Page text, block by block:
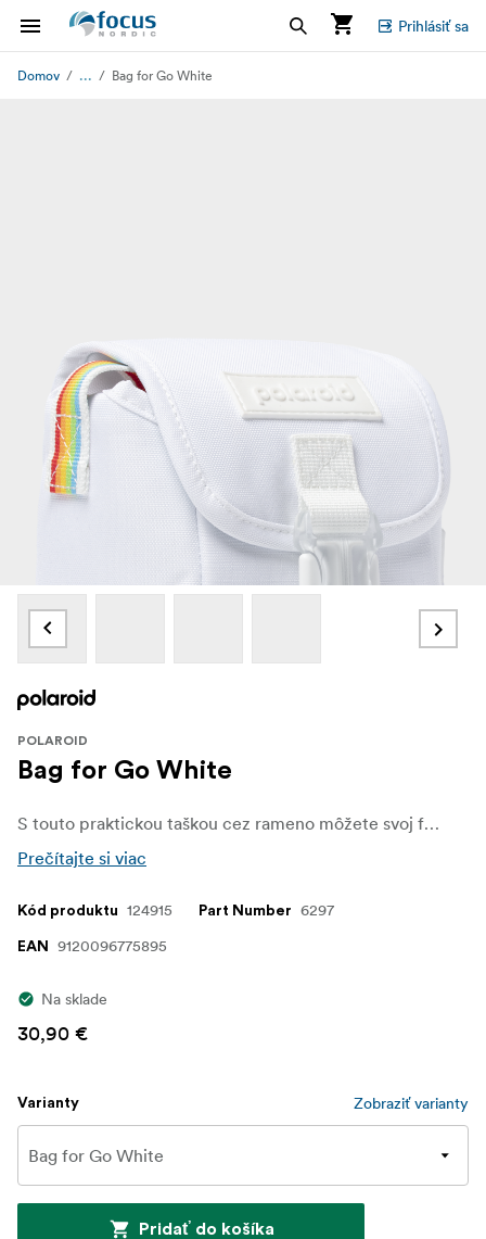
Prihlásiť sa
Domov ... Bag for Go White
POLAROID
Bag for Go White
S touto praktickou taškou cez rameno môžete svoj fotoaparát Polaroid Go pohodlne nosiť so sebou kamkoľvek.
Prečítajte si viac
Kód produktu 124915 Part Number 6297
EAN 9120096775895
Na sklade
30,90 €
Varianty Zobraziť varianty
Pridať do košíka